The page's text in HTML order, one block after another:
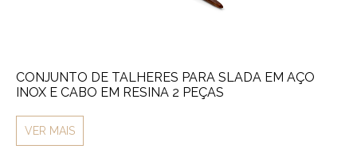
CONJUNTO DE TALHERES PARA SLADA EM AÇO
INOX E CABO EM RESINA 2 PEÇAS
VER MAIS